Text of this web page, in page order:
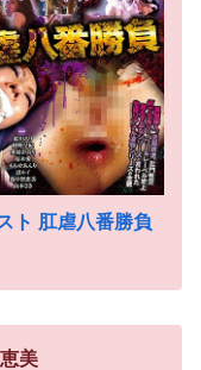
ト 肛虐八番勝負
美